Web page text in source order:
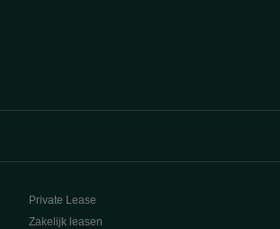
Private Lease
Zakelijk leasen